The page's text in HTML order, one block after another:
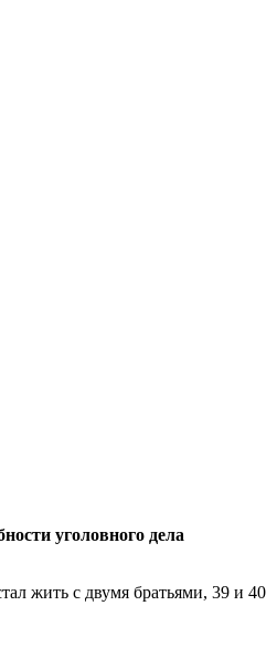
уголовного дела
жить с двумя братьями, 39 и 40